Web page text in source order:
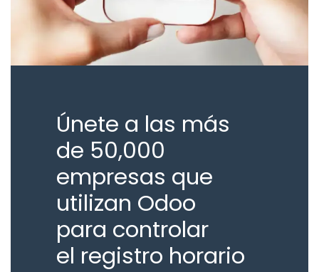
Únete a las más
de 50,000
empresas que
utilizan Odoo
para controlar
el registro horario